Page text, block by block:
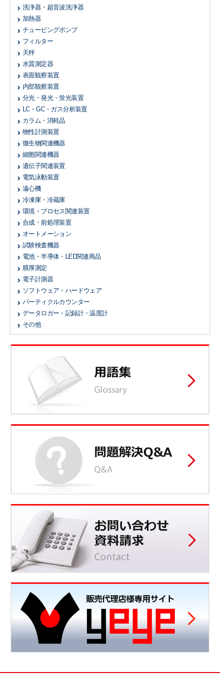
洗浄器・超音波洗浄器
加熱器
チュービングポンプ
フィルター
天秤
水質測定器
表面観察装置
内部観察装置
分光・発光・蛍光装置
LC・GC・ガス分析装置
カラム・消耗品
物性計測装置
微生物関連機器
細胞関連機器
遺伝子関連装置
電気泳動装置
遠心機
冷凍庫・冷蔵庫
環境・プロセス関連装置
合成・前処理装置
オートメーション
試験検査機器
電池・半導体・LED関連商品
膜厚測定
電子計測器
ソフトウェア・ハードウェア
パーティクルカウンター
データロガー・記録計・温度計
その他